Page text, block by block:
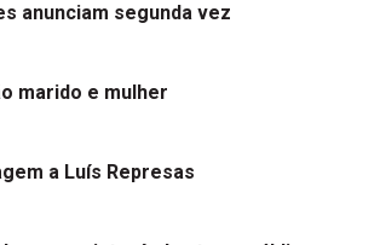
anunciam segunda vez
marido e mulher
a Luís Represas